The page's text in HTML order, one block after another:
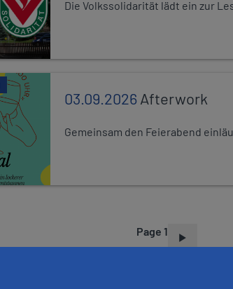
Die Volkssolidarität lädt ein zur
03.09.2026Afterwork
Gemeinsam den Feierabend
Page 1